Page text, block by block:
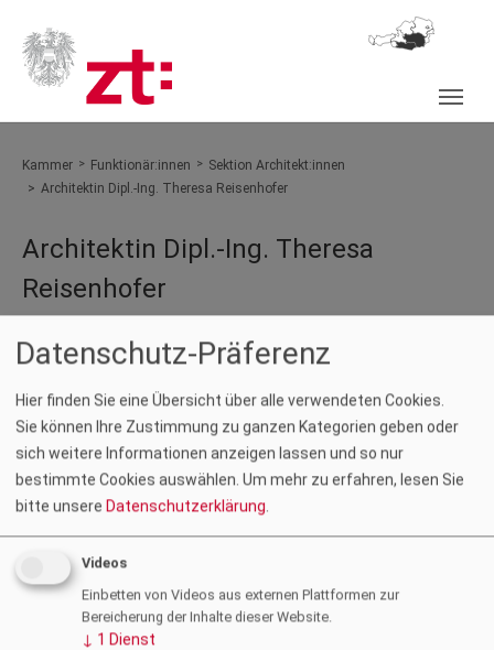
Datenschutz-Präferenz
Hier finden Sie eine Übersicht über alle verwendeten Cookies.
Sie können Ihre Zustimmung zu ganzen Kategorien geben oder
sich weitere Informationen anzeigen lassen und so nur
bestimmte Cookies auswählen. Um mehr zu erfahren, lesen Sie
bitte unsere Datenschutzerklärung.
Videos
Einbetten von Videos aus externen Plattformen zur
Bereicherung der Inhalte dieser Website.
↓ 1 Dienst
main
content
You are here:
Kammer Funktionär:innen
Sektion Architekt:innen
Architektin Dipl.-Ing. Theresa Reisenhofer
Architektin Dipl.-Ing. Theresa
Reisenhofer